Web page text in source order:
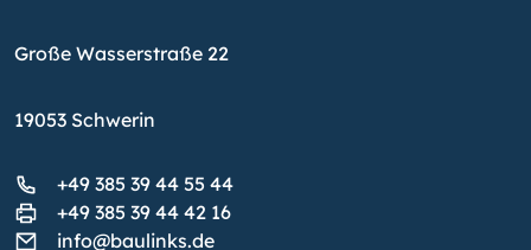
Große Wasserstraße 22
19053 Schwerin
+49 385 39 44 55 44
+49 385 39 44 42 16
info@baulinks.de